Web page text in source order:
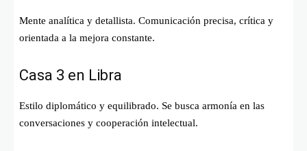
Mente analítica y detallista. Comunicación precisa, crítica y
orientada a la mejora constante.
Casa 3 en Libra
Estilo diplomático y equilibrado. Se busca armonía en las
conversaciones y cooperación intelectual.